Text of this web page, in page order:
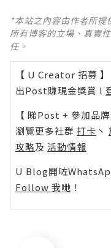
*本站之內容由作者所
所有博客的立場、真實
任。
【 U Creator 招募 】
出Post賺現金獎賞 l
【 睇Post + 參加品牌
瀏覽更多社群 打卡 丶
攻略及 活動情報
U Blog開咗
Follow 我哋 ！